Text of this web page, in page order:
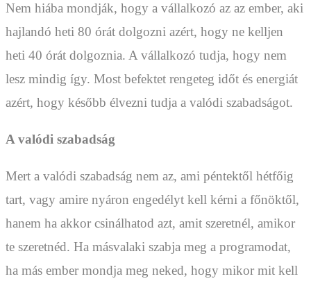
Nem hiába mondják, hogy a vállalkozó az az ember, aki
hajlandó heti 80 órát dolgozni azért, hogy ne kelljen
heti 40 órát dolgoznia. A vállalkozó tudja, hogy nem
lesz mindig így. Most befektet rengeteg időt és energiát
azért, hogy később élvezni tudja a valódi szabadságot.
A valódi szabadság
Mert a valódi szabadság nem az, ami péntektől hétfőig
tart, vagy amire nyáron engedélyt kell kérni a főnöktől,
hanem ha akkor csinálhatod azt, amit szeretnél, amikor
te szeretnéd. Ha másvalaki szabja meg a programodat,
ha más ember mondja meg neked, hogy mikor mit kell